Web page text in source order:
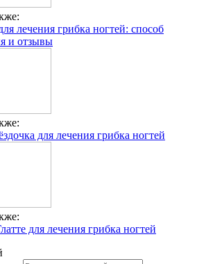
лечения грибка ногтей: способ
и отзывы
для лечения грибка ногтей
для лечения грибка ногтей